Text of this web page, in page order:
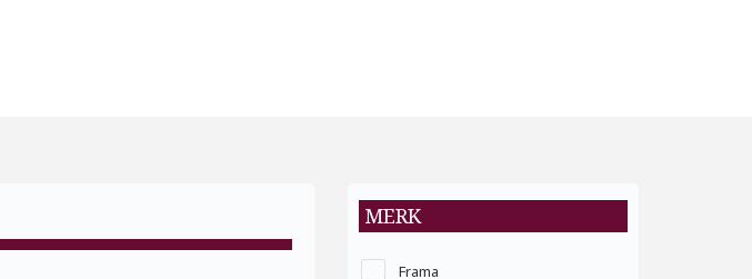
MERK
Frama